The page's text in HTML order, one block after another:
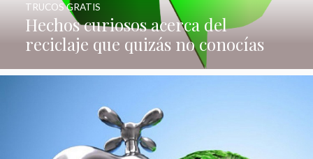
Hechos curiosos acerca del
reciclaje que quizás no conocías
TRUCOS GRATIS